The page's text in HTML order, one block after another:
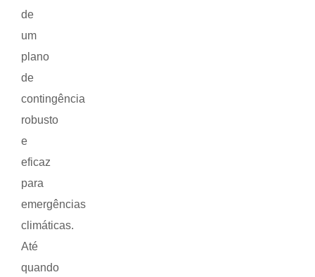
de
um
plano
de
contingência
robusto
e
eficaz
para
emergências
climáticas.
Até
quando